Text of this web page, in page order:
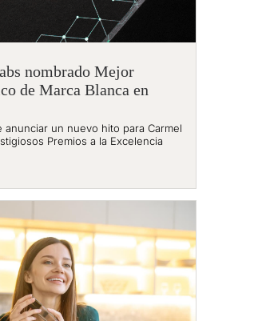
nombrado Mejor
de Marca Blanca en
anunciar un nuevo hito para Carmel
Premios a la Excelencia